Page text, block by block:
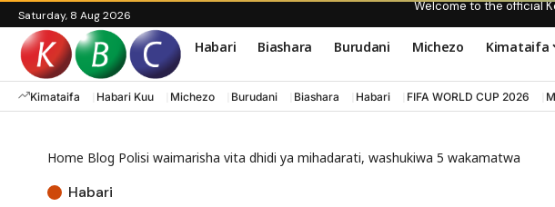
Saturday, 8 Aug 2026
Welcome to the official
Habari Biashara Burudani Michezo Kimataifa
Kimataifa Habari Kuu Michezo Burudani Biashara Habari FIFA WORLD CUP 2026
Home Blog Polisi waimarisha vita dhidi ya mihadarati, washukiwa 5 wakamatwa
Habari